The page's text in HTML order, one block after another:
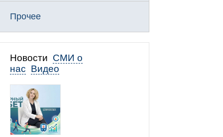
Прочее
Новости СМИ о
нас Видео